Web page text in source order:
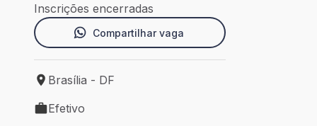
Inscrições encerradas
Compartilhar vaga
Local de trabalho: Brasília - DF
Brasília - DF
Tipo de vaga: Efetivo
Efetivo